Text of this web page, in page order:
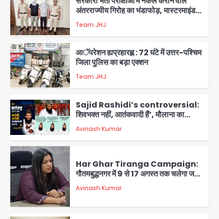
3
अंतरराज्यीय गिरोह का भंडाफोड़, मास्टरमाइंड
समेत 7 गिरफ्तार
Team JHJ
4
आॅपरेशन ह्यप्रहारह्ण : 72 घंटे में उत्तर-पश्चिम
जिला पुलिस का बड़ा एक्शन
Team JHJ
5
Sajid Rashidi’s controversial:
शिवभक्त नहीं, आतंकवादी हैं’, मौलाना का
कांवड़ियों पर विवादित बयान, BJP विधायक ने
कराई FIR, NSA की मांग
Avinash Kumar
1
Har Ghar Tiranga Campaign:
गौतमबुद्धनगर में 9 से 17 अगस्त तक चलेगा जन-
जागरूकता महाअभियान, डीएम ने की समीक्षा
बैठक
Avinash Kumar